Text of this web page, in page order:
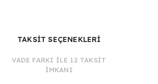
TAKSİT SEÇENEKLERİ
VADE FARKI İLE 12 TAKSİT
İMKANI